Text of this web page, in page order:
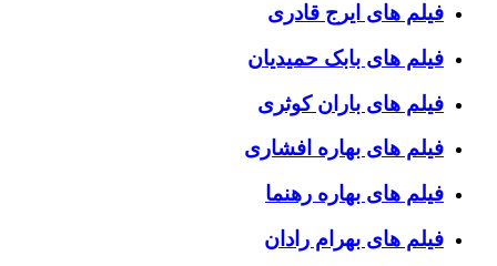
فیلم های ایرج قادری
فیلم های بابک حمیدیان
فیلم های باران کوثری
فیلم های بهاره افشاری
فیلم های بهاره رهنما
فیلم های بهرام رادان